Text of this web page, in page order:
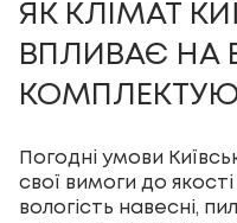
ЯК КЛІМАТ
ВПЛИВАЄ НА
Погодні умови
свої вимоги до
вологість навесні,